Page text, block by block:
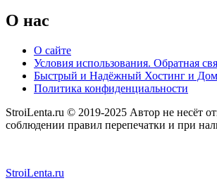
O нас
О сайте
Условия использования. Обратная
Быстрый и Надёжный Хостинг и
Политика конфиденциальности
StroiLenta.ru © 2019-2025 Автор не несёт
соблюдении правил перепечатки и при
StroiLenta.ru